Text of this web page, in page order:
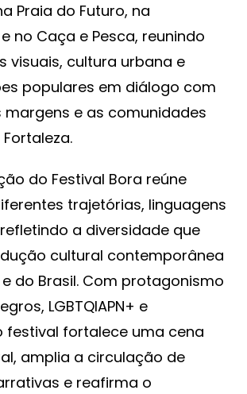
Praia do Futuro, na
no Caça e Pesca, reunindo
visuais, cultura urbana e
populares em diálogo com
margens e as comunidades
do Festival Bora reúne
trajetórias, linguagens
a diversidade que
cultural contemporânea
do Brasil. Com protagonismo
LGBTQIAPN+ e
festival fortalece uma cena
amplia a circulação de
e reafirma o